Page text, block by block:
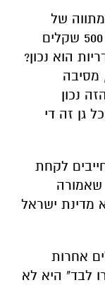
מתווה של
פשרה ולפיו כל הורה ישלם לדוגמא 500 שקלים
הוא נכון?
מסיבה
נכון
גן זה די
לקחת
שאמורה
מדינת ישראל
אחרות
לבד" היא לא